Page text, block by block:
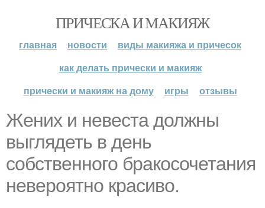
ПРИЧЕСКА И МАКИЯЖ
главная новости
виды макияжа и причесок
как делать прически и макияж
прически и макияж на дому
игры отзывы
Жених и невеста должны
выглядеть в день
собственного бракосочетания
невероятно красиво.